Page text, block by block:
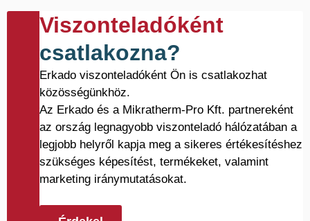
Viszonteladóként
csatlakozna?
Erkado viszonteladóként Ön is csatlakozhat
közösségünkhöz.
Az Erkado és a Mikratherm-Pro Kft. partnereként
az ország legnagyobb viszonteladó hálózatában a
legjobb helyről kapja meg a sikeres értékesítéshez
szükséges képesítést, termékeket, valamint
marketing iránymutatásokat.